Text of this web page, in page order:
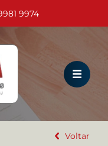
9974
Voltar